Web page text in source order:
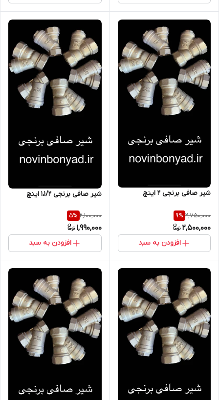
شیر صافی برنجی 2 اینچ
2,750,000
9%
2,500,000
افزودن به سبد
شیر صافی برنجی 1،1/2 اینچ
2,100,000
5%
1,990,000
افزودن به سبد